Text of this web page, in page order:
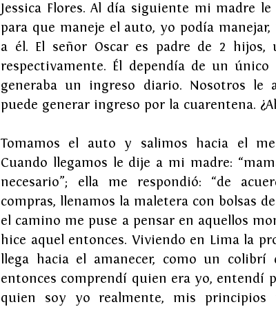
Jessica Flores. Al día siguiente mi madre
para que maneje el auto, yo podía
a él. El señor Oscar es padre de 2
respectivamente. Él dependía de un
generaba un ingreso diario. Nosotros le
puede generar ingreso por la cuarentena.
Tomamos el auto y salimos hacia el
Cuando llegamos le dije a mi madre:
necesario”; ella me respondió: “de
compras, llenamos la maletera con bolsas
el camino me puse a pensar en aquellos
hice aquel entonces. Viviendo en Lima la
llega hacia el amanecer, como un colibrí
entonces comprendí quien era yo, entendí
quien soy yo realmente, mis principios